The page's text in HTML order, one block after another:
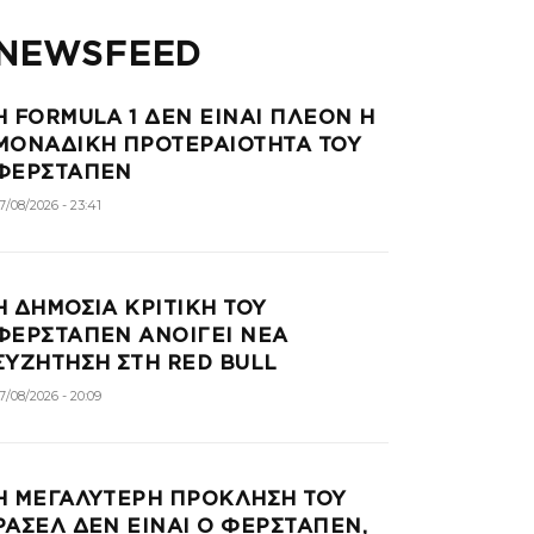
FORMULA 1 ΔΕΝ ΕΙΝΑΙ ΠΛΕΟΝ Η
ΠΡΟΤΕΡΑΙΟΤΗΤΑ ΤΟΥ
08/2026 - 23:41
ΔΗΜΟΣΙΑ ΚΡΙΤΙΚΗ ΤΟΥ
ΑΝΟΙΓΕΙ ΝΕΑ
ΣΤΗ RED BULL
08/2026 - 20:09
ΜΕΓΑΛΥΤΕΡΗ ΠΡΟΚΛΗΣΗ ΤΟΥ
ΔΕΝ ΕΙΝΑΙ Ο ΦΕΡΣΤΑΠΕΝ,